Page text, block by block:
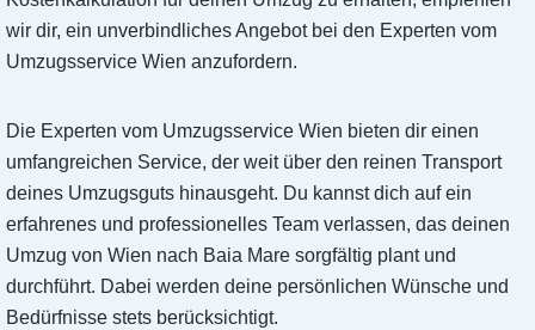
wir dir, ein unverbindliches Angebot bei den Experten vom
Umzugsservice Wien anzufordern.
Die Experten vom Umzugsservice Wien bieten dir einen
umfangreichen Service, der weit über den reinen Transport
deines Umzugsguts hinausgeht. Du kannst dich auf ein
erfahrenes und professionelles Team verlassen, das deinen
Umzug von Wien nach Baia Mare sorgfältig plant und
durchführt. Dabei werden deine persönlichen Wünsche und
Bedürfnisse stets berücksichtigt.